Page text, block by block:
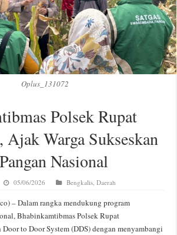
Oplus_131072
Polsek Rupat
Ajak Warga Sukseskan
Nasional
05/06/2026 Bengkalis,Daerah
– Dalam rangka mendukung program
Bhabinkamtibmas Polsek Rupat
to Door System (DDS) dengan menyambangi